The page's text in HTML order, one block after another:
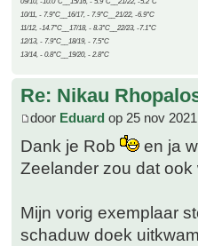
10/11, - 7.9°C__16/17, - 7.9°C__21/22, -6.9°C
11/12, -14.7°C__17/18, - 8.3°C__22/23, -7.1°C
12/13, - 7.9°C__18/19, - 7.5°C
13/14, - 0.8°C__19/20, - 2.8°C
Re: Nikau
door Eduard op 25 nov
Dank je Rob
en ja
Zeelander zou dat
Mijn vorig exemplaar
schaduw doek